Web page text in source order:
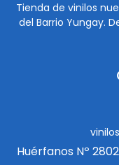
Tienda de vinilos
del Barrio Yungay.
Huérfanos Nº